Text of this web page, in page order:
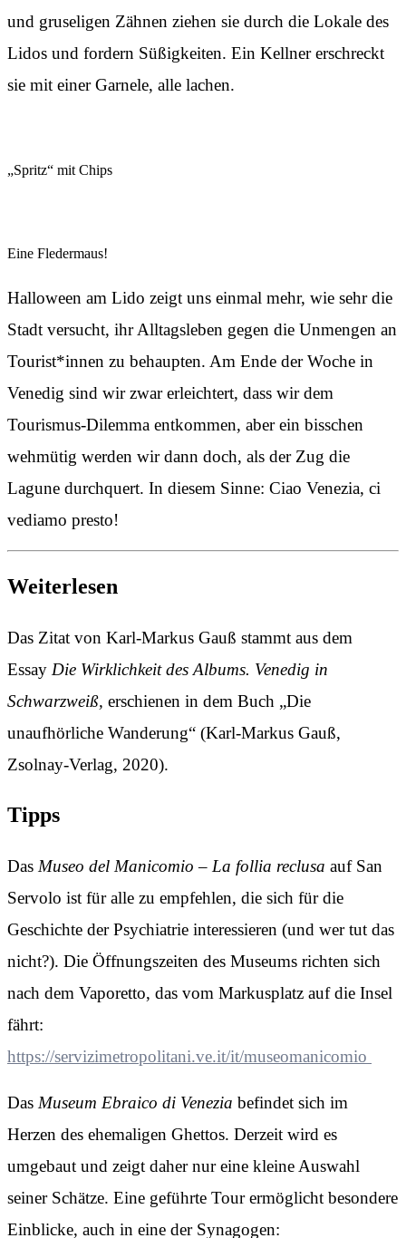
und gruseligen Zähnen ziehen sie durch die Lokale des
Lidos und fordern Süßigkeiten. Ein Kellner erschreckt
sie mit einer Garnele, alle lachen.
„Spritz“ mit Chips
Eine Fledermaus!
Halloween am Lido zeigt uns einmal mehr, wie sehr die
Stadt versucht, ihr Alltagsleben gegen die Unmengen an
Tourist*innen zu behaupten. Am Ende der Woche in
Venedig sind wir zwar erleichtert, dass wir dem
Tourismus-Dilemma entkommen, aber ein bisschen
wehmütig werden wir dann doch, als der Zug die
Lagune durchquert. In diesem Sinne: Ciao Venezia, ci
vediamo presto!
Weiterlesen
Das Zitat von Karl-Markus Gauß stammt aus dem
Essay Die Wirklichkeit des Albums. Venedig in
Schwarzweiß, erschienen in dem Buch „Die
unaufhörliche Wanderung“ (Karl-Markus Gauß,
Zsolnay-Verlag, 2020).
Tipps
Das Museo del Manicomio – La follia reclusa auf San
Servolo ist für alle zu empfehlen, die sich für die
Geschichte der Psychiatrie interessieren (und wer tut das
nicht?). Die Öffnungszeiten des Museums richten sich
nach dem Vaporetto, das vom Markusplatz auf die Insel
fährt:
https://servizimetropolitani.ve.it/it/museomanicomio
Das Museum Ebraico di Venezia befindet sich im
Herzen des ehemaligen Ghettos. Derzeit wird es
umgebaut und zeigt daher nur eine kleine Auswahl
seiner Schätze. Eine geführte Tour ermöglicht besondere
Einblicke, auch in eine der Synagogen: